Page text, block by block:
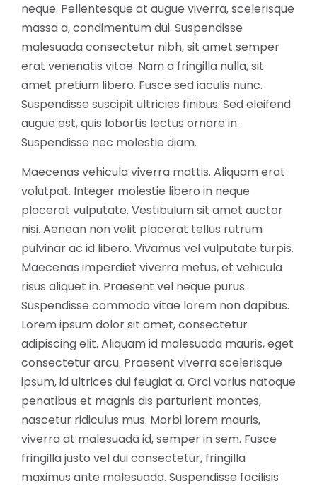
neque. Pellentesque at augue viverra, scelerisque
massa a, condimentum dui. Suspendisse
malesuada consectetur nibh, sit amet semper
erat venenatis vitae. Nam a fringilla nulla, sit
amet pretium libero. Fusce sed iaculis nunc.
Suspendisse suscipit ultricies finibus. Sed eleifend
augue est, quis lobortis lectus ornare in.
Suspendisse nec molestie diam.
Maecenas vehicula viverra mattis. Aliquam erat
volutpat. Integer molestie libero in neque
placerat vulputate. Vestibulum sit amet auctor
nisi. Aenean non velit placerat tellus rutrum
pulvinar ac id libero. Vivamus vel vulputate turpis.
Maecenas imperdiet viverra metus, et vehicula
risus aliquet in. Praesent vel neque purus.
Suspendisse commodo vitae lorem non dapibus.
Lorem ipsum dolor sit amet, consectetur
adipiscing elit. Aliquam id malesuada mauris, eget
consectetur arcu. Praesent viverra scelerisque
ipsum, id ultrices dui feugiat a. Orci varius natoque
penatibus et magnis dis parturient montes,
nascetur ridiculus mus. Morbi lorem mauris,
viverra at malesuada id, semper in sem. Fusce
fringilla justo vel dui consectetur, fringilla
maximus ante malesuada. Suspendisse facilisis